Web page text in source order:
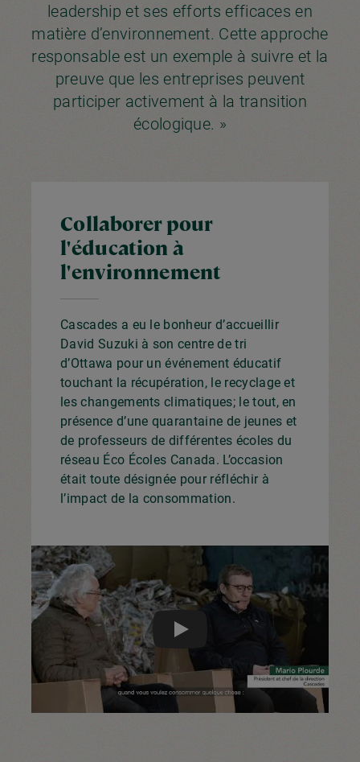
leadership et ses efforts efficaces en
matière d’environnement. Cette approche
responsable est un exemple à suivre et la
preuve que les entreprises peuvent
participer activement à la transition
écologique. »
Play
Collaborer pour
l'éducation à
l'environnement
Cascades a eu le bonheur d’accueillir
David Suzuki à son centre de tri
d’Ottawa pour un événement éducatif
touchant la récupération, le recyclage et
les changements climatiques; le tout, en
présence d’une quarantaine de jeunes et
de professeurs de différentes écoles du
réseau Éco Écoles Canada. L’occasion
était toute désignée pour réfléchir à
l’impact de la consommation.